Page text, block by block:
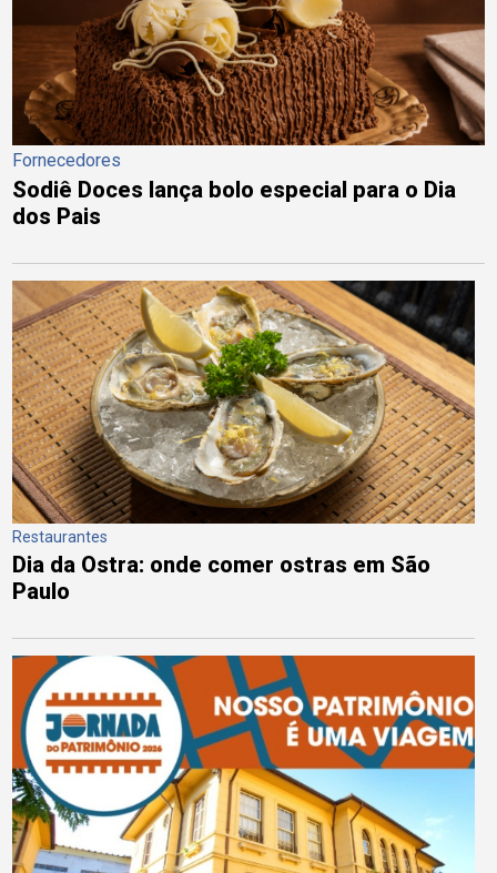
Fornecedores
Sodiê Doces lança bolo especial para o Dia
dos Pais
Restaurantes
Dia da Ostra: onde comer ostras em São
Paulo